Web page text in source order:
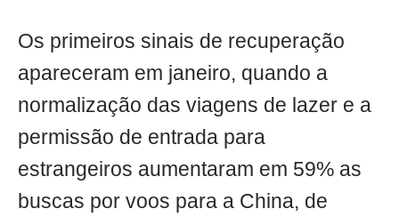
Os primeiros sinais de recuperação
apareceram em janeiro, quando a
normalização das viagens de lazer e a
permissão de entrada para
estrangeiros aumentaram em 59% as
buscas por voos para a China, de